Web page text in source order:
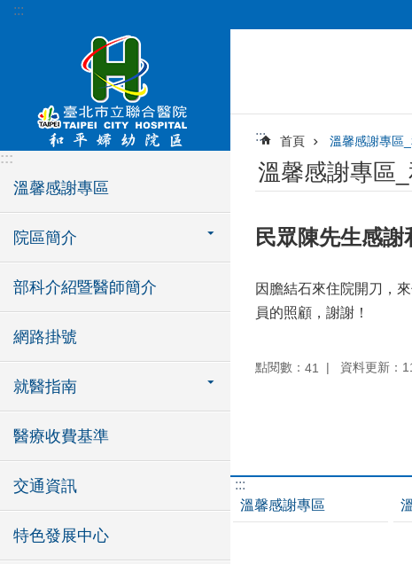
跳到主要內容區塊
:::
:::
溫馨感謝專區
院區簡介
部科介紹暨醫師簡介
網路掛號
就醫指南
醫療收費基準
交通資訊
特色發展中心
::: 首頁 溫馨感謝專區
溫馨感謝專區
民眾陳先生感
因膽結石來住院開刀，
員的照顧，謝謝！
點閱數： 41 資料更新：
:::
溫馨感謝專區